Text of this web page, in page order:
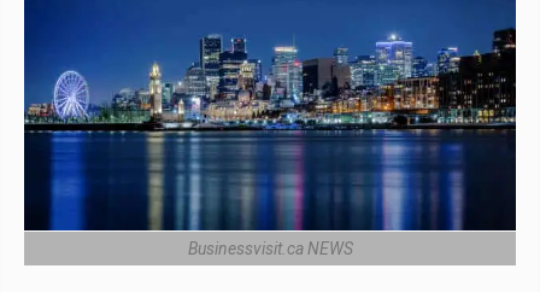
Businessvisit.ca NEWS